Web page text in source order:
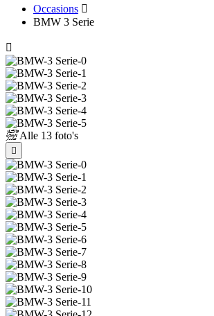
Occasions
BMW 3 Serie
Alle 13 foto's